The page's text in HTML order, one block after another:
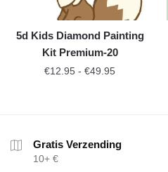
5d Kids Diamond Painting
Kit Premium-20
€12.95 - €49.95
Gratis Verzending
10+ €